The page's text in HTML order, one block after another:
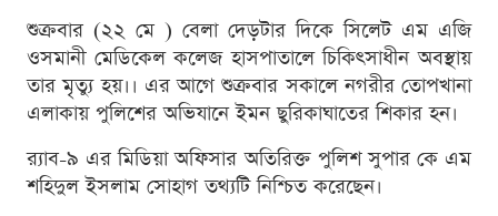
শুক্রবার (২২ মে ) বেলা দেড়টার দিকে সিলেট এম এজি
ওসমানী মেডিকেল কলেজ হাসপাতালে চিকিৎসাধীন অবস্থায়
তার মৃত্যু হয়।। এর আগে শুক্রবার সকালে নগরীর তোপখানা
এলাকায় পুলিশের অভিযানে ইমন ছুরিকাঘাতের শিকার হন।
র‌্যাব-৯ এর মিডিয়া অফিসার অতিরিক্ত পুলিশ সুপার কে এম
শহিদুল ইসলাম সোহাগ তথ্যটি নিশ্চিত করেছেন।